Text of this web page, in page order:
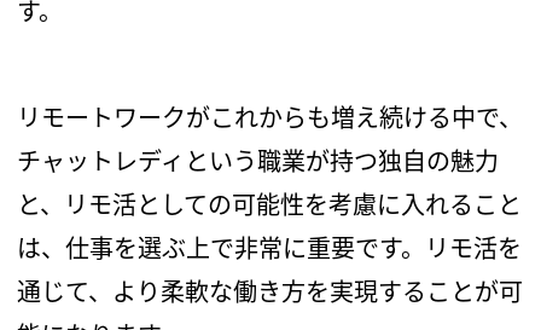
す。
リモートワークがこれからも増え続ける中で、
チャットレディという職業が持つ独自の魅力
と、リモ活としての可能性を考慮に入れること
は、仕事を選ぶ上で非常に重要です。リモ活を
通じて、より柔軟な働き方を実現することが可